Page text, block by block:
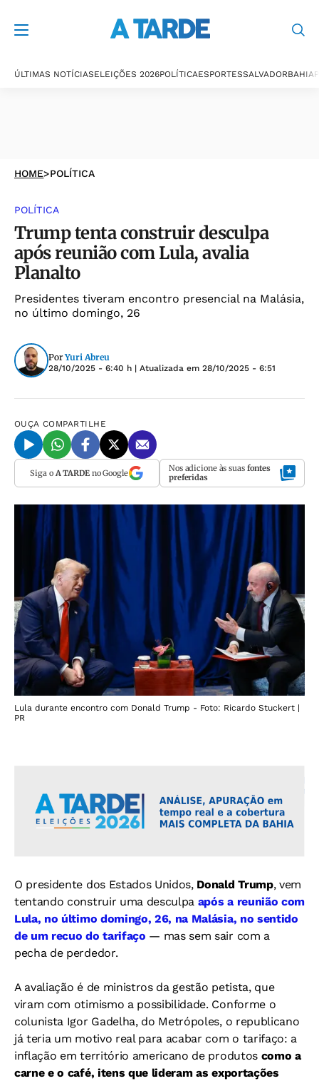
ÚLTIMAS NOTÍCIASELEIÇÕES 2026POLÍTICAESPORTESSALVADORBAHIA
HOME>POLÍTICA
POLÍTICA
Trump tenta construir desculpa
após reunião com Lula, avalia
Planalto
Presidentes tiveram encontro presencial na Malásia,
no último domingo, 26
Por Yuri Abreu
28/10/2025 - 6:40 h | Atualizada em 28/10/2025 - 6:51
OUÇA COMPARTILHE
Siga o A TARDEno Google Nos adicione às suas fontes
preferidas
Lula durante encontro com Donald Trump - Foto: Ricardo Stuckert |
PR
O presidente dos Estados Unidos, Donald Trump, vem
tentando construir uma desculpa após a reunião com
Lula, no último domingo, 26, na Malásia, no sentido
de um recuo do tarifaço — mas sem sair com a
pecha de perdedor.
A avaliação é de ministros da gestão petista, que
viram com otimismo a possibilidade. Conforme o
colunista Igor Gadelha, do Metrópoles, o republicano
já teria um motivo real para acabar com o tarifaço: a
inflação em território americano de produtos como a
carne e o café, itens que lideram as exportações